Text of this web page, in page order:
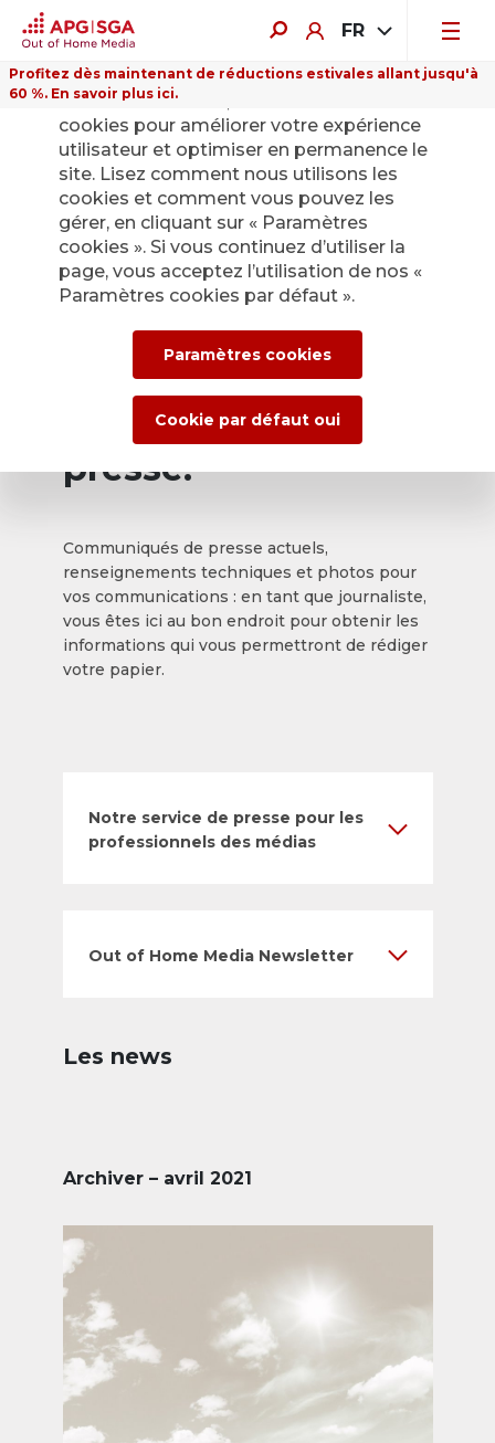
FR
Profitez dès maintenant de réductions estivales allant jusqu'à
60 %. En savoir plus ici.
Retour
Service de presse
d’APG|SGA pour les
actualités et les
communiqués de
presse.
Communiqués de presse actuels,
renseignements techniques et photos pour
vos communications : en tant que journaliste,
vous êtes ici au bon endroit pour obtenir les
informations qui vous permettront de rédiger
votre papier.
Notre service de presse pour les
professionnels des médias
Out of Home Media Newsletter
Les news
Archiver – avril 2021
Sur ce site Internet, nous utilisons des
cookies pour améliorer votre expérience
utilisateur et optimiser en permanence le
site. Lisez comment nous utilisons les
cookies et comment vous pouvez les
gérer, en cliquant sur « Paramètres
cookies ». Si vous continuez d’utiliser la
page, vous acceptez l’utilisation de nos «
Paramètres cookies par défaut ».
Paramètres cookies
Cookie par défaut oui